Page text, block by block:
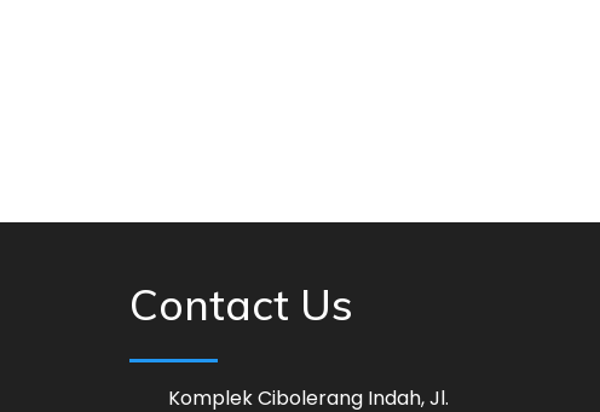
Contact Us
Komplek Cibolerang Indah, Jl.